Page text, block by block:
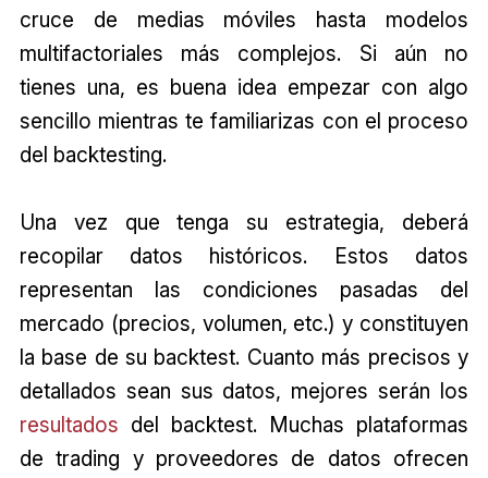
cruce de medias móviles hasta modelos
multifactoriales más complejos. Si aún no
tienes una, es buena idea empezar con algo
sencillo mientras te familiarizas con el proceso
del backtesting.
Una vez que tenga su estrategia, deberá
recopilar datos históricos. Estos datos
representan las condiciones pasadas del
mercado (precios, volumen, etc.) y constituyen
la base de su backtest. Cuanto más precisos y
detallados sean sus datos, mejores serán los
resultados del backtest. Muchas plataformas
de trading y proveedores de datos ofrecen